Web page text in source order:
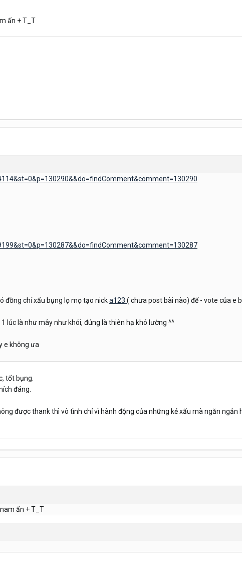
ấn + T_T
đồng chí xấu bụng lọ mọ tạo nicka123 ( chưa post bài nào) để - vote của e
lúc là như mây như khói, đúng là thiên hạ khó lường ^^
e không ưa
tốt bụng.
đáng.
được thank thì vô tình chỉ vì hành động của những kẻ xấu mà ngăn
ấn + T_T